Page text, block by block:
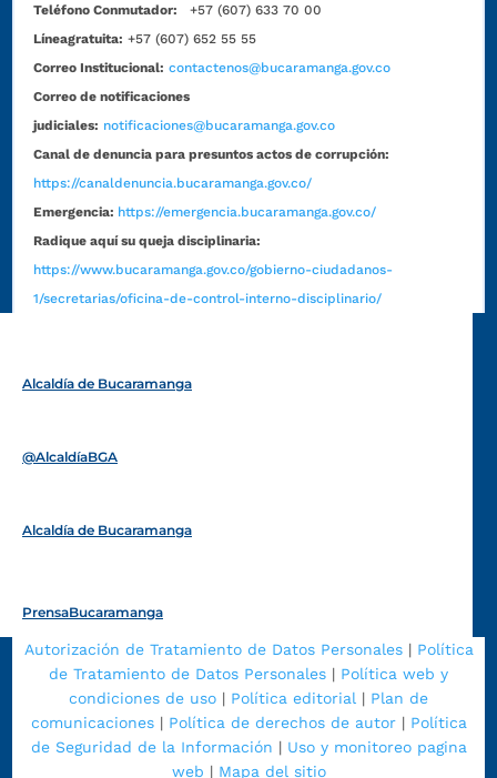
Teléfono Conmutador:
+57 (607) 633 70 00
Líneagratuita: +57 (607) 652 55 55
Correo Institucional: contactenos@bucaramanga.gov.co
Correo de notificaciones
judiciales: notificaciones@bucaramanga.gov.co
Canal de denuncia para presuntos actos de corrupción:
https://canaldenuncia.bucaramanga.gov.co/
Emergencia: https://emergencia.bucaramanga.gov.co/
Radique aquí su queja disciplinaria:
https://www.bucaramanga.gov.co/gobierno-ciudadanos-
1/secretarias/oficina-de-control-interno-disciplinario/
Alcaldía de Bucaramanga
@AlcaldíaBGA
Alcaldía de Bucaramanga
PrensaBucaramanga
Autorización de Tratamiento de Datos Personales| Política
de Tratamiento de Datos Personales | Política web y
condiciones de uso | Política editorial | Plan de
comunicaciones| Política de derechos de autor| Política
de Seguridad de la Información | Uso y monitoreo pagina
web | Mapa del sitio